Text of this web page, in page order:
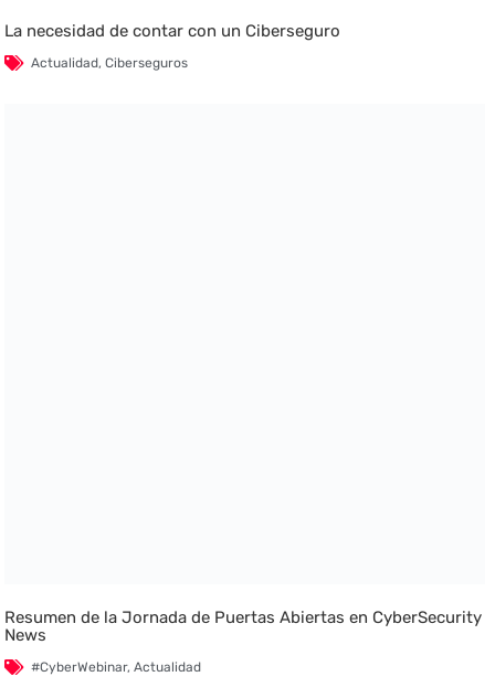
La necesidad de contar con un Ciberseguro
Actualidad,Ciberseguros
Resumen de la Jornada de Puertas Abiertas en CyberSecurity
News
#CyberWebinar,Actualidad